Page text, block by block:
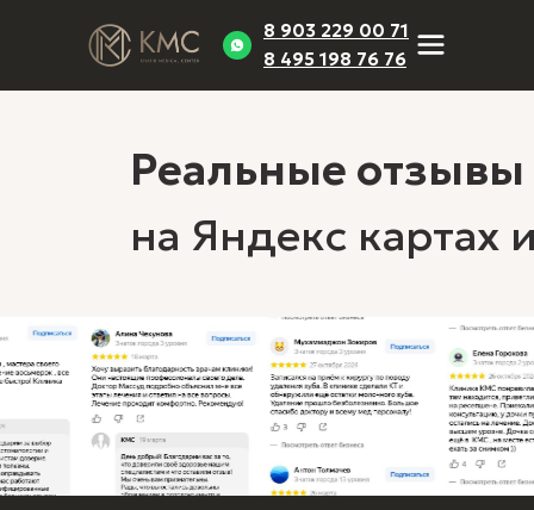
8 495 198 76 76
8 903 229 00 71
Реальные отзывы
на Яндекс картах
Ортодонтия
Капы для
исправления
прикуса
Пластинки
Элайнеры
Элайнеры
Straumann
Элайнеры Star
Smile
Стоматология
зубов
Детская
стоматология
Реставрация
Композитная
реставрация
Лечение кариеса
Лечение зубов
Периодонтит
Пульпит
пластика
Лечение
Пилинг
Пирсинг
Лазерная
эпиляция
Удаление
татуировок